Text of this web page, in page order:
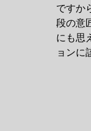
ですか
段の意
にも思
ョンに